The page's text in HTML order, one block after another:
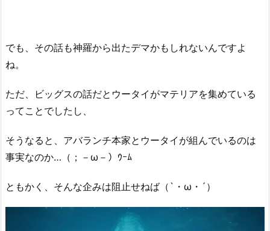
でも、その話も神羅から出たデマかもしれないんですよ
ね。
ただ、ビッグスの話だとウータイがマテリアを集めている
ってことでしたし、
そうなると、アバランチ本家とウータイが組んでいるのは
事実なのか…（；－ω－）ｳｰﾑ
ともかく、そんな企みは阻止せねば（`・ω・´）